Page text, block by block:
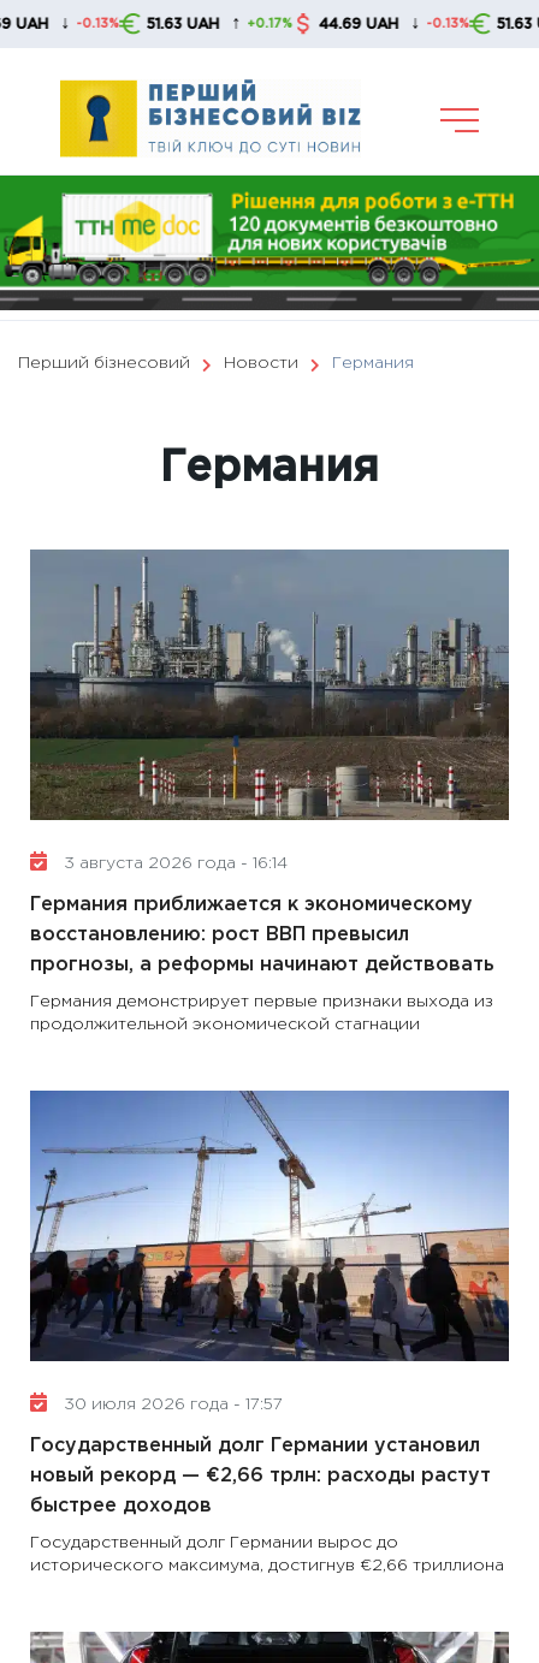
Skip
51.63 UAH ↑ +0.17% 44.69 UAH ↓ -0.13% 51.63 UAH ↑ +0.17%
Перший бізнесовий Новости Германия
Германия
3 августа 2026 года - 16:14
Германия приближается к экономическому
восстановлению: рост ВВП превысил
прогнозы, а реформы начинают действовать
Германия демонстрирует первые признаки выхода из
продолжительной экономической стагнации
30 июля 2026 года - 17:57
Государственный долг Германии установил
новый рекорд — €2,66 трлн: расходы растут
быстрее доходов
Государственный долг Германии вырос до
исторического максимума, достигнув €2,66 триллиона